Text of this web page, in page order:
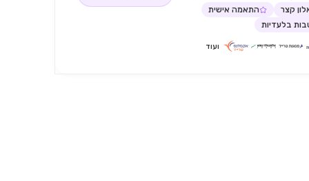
קצר
התאמה אישית
בלעדיות
ועוד